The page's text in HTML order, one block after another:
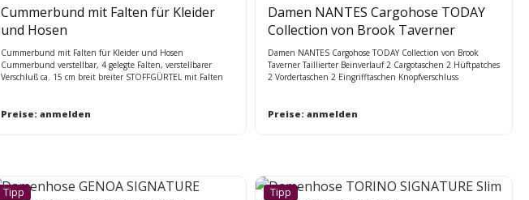
Cummerbund mit Falten für Kleider
und Hosen
Cummerbund mit Falten für Kleider und Hosen
Cummerbund verstellbar, 4 gelegte Falten, verstellbarer
Verschluß ca. 15 cm breit breiter STOFFGÜRTEL mit Falten
Qualität mit Nano - Technologie - Größen verstellbar: XS - L,
Preise: anmelden
Damen NANTES Cargohose TODAY
Collection von Brook Taverner
Damen NANTES Cargohose TODAY Collection von Brook
Taverner Taillierter Beinverlauf 2 Cargotaschen 2 Hüftpatches
2 Vordertaschen 2 Eingrifftaschen Knopfverschluss
Preise: anmelden
Tipp
Tipp